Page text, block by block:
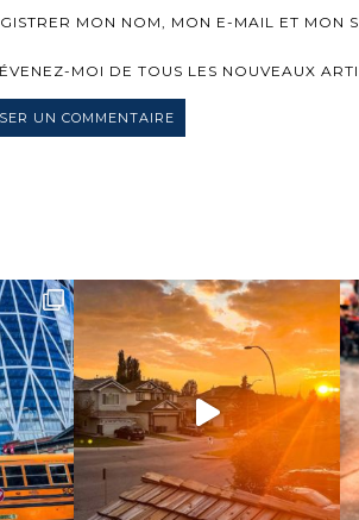
MON NOM, MON E-MAIL ET MON
MOI DE TOUS LES NOUVEAUX